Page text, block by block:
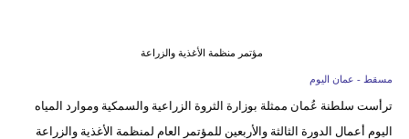
وتكنولوجيا
مؤتمر منظمة الأغذية والزراعة
مسقط - عمان اليوم
ترأست سلطنة عُمان ممثلة بوزارة الثروة الزراعية والسمكية وموارد المياه
اليوم أعمال الدورة الثالثة والأربعين للمؤتمر العام لمنظمة الأغذية والزراعة